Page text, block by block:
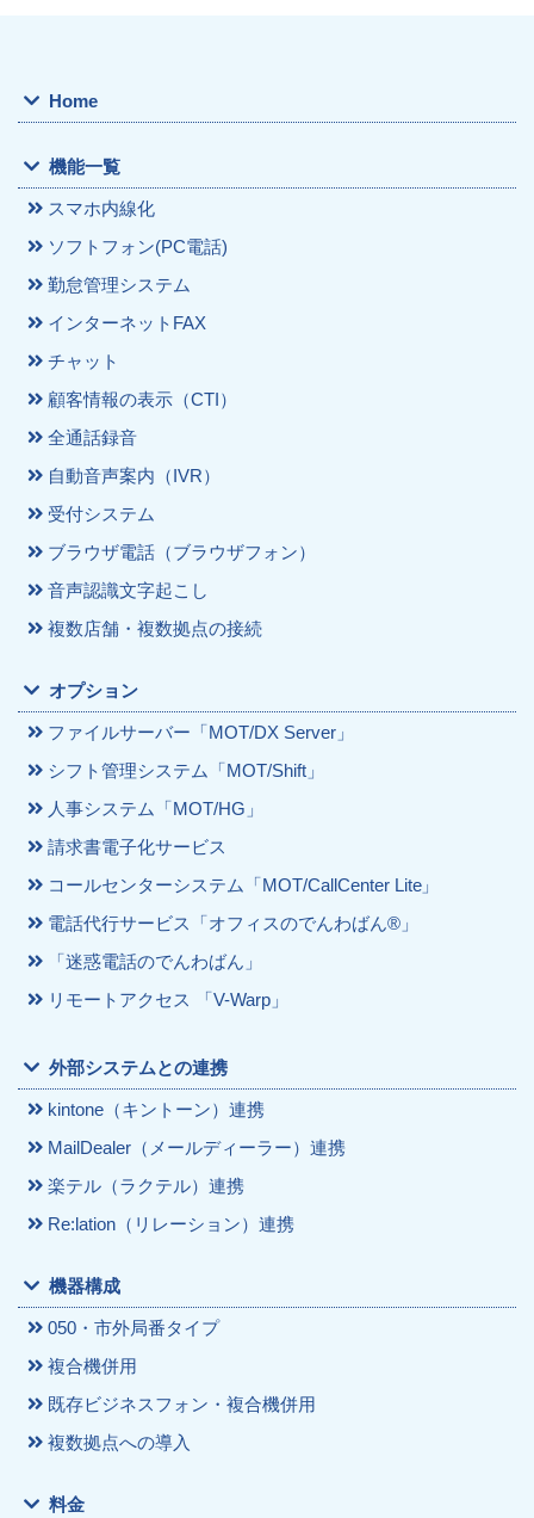
Home
機能一覧
スマホ内線化
ソフトフォン(PC電話)
勤怠管理システム
インターネットFAX
チャット
顧客情報の表示（CTI）
全通話録音
自動音声案内（IVR）
受付システム
ブラウザ電話（ブラウザフォン）
音声認識文字起こし
複数店舗・複数拠点の接続
オプション
ファイルサーバー「MOT/DX Server」
シフト管理システム「MOT/Shift」
人事システム「MOT/HG」
請求書電子化サービス
コールセンターシステム「MOT/CallCenter Lite」
電話代行サービス「オフィスのでんわばん®」
「迷惑電話のでんわばん」
リモートアクセス 「V-Warp」
外部システムとの連携
kintone（キントーン）連携
MailDealer（メールディーラー）連携
楽テル（ラクテル）連携
Re:lation（リレーション）連携
機器構成
050・市外局番タイプ
複合機併用
既存ビジネスフォン・複合機併用
複数拠点への導入
料金